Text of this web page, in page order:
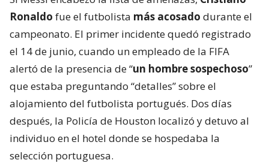
Ronaldo fue el futbolista más acosado durante el
campeonato. El primer incidente quedó registrado
el 14 de junio, cuando un empleado de la FIFA
alertó de la presencia de “un hombre sospechoso”
que estaba preguntando “detalles” sobre el
alojamiento del futbolista portugués. Dos días
después, la Policía de Houston localizó y detuvo al
individuo en el hotel donde se hospedaba la
selección portuguesa.